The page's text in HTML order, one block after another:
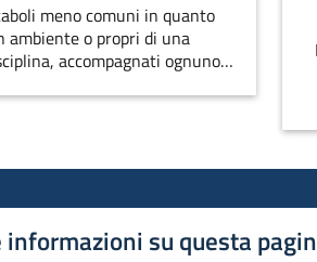
meno comuni in quanto
ambiente o propri di una
accompagnati ognuno
osservazioni.
su questa